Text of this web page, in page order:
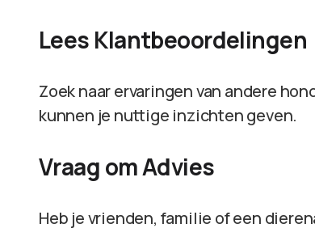
Lees Klantbeoordelingen
Zoek naar ervaringen van andere
kunnen je nuttige inzichten geven.
Vraag om Advies
Heb je vrienden, familie of een